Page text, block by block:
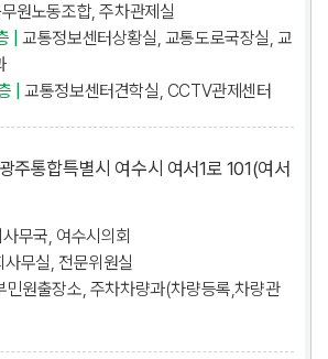
원노동조합, 주차관제실
|
교통정보센터상황실, 교통도로국장실, 교
|
교통정보센터견학실, CCTV관제센터
주통합특별시 여수시 여서1로 101(여서
무국, 여수시의회
사무실, 전문위원실
민원출장소, 주차차량과(차량등록,차량관